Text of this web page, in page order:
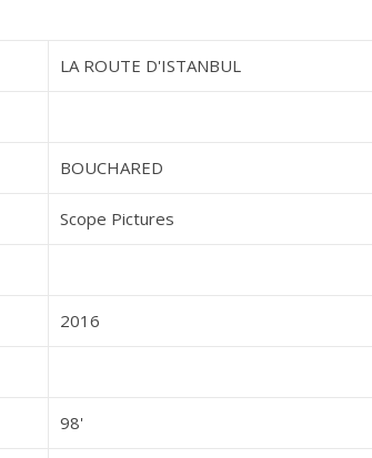
LA ROUTE D'ISTANBUL
BOUCHARED
Scope Pictures
2016
98'